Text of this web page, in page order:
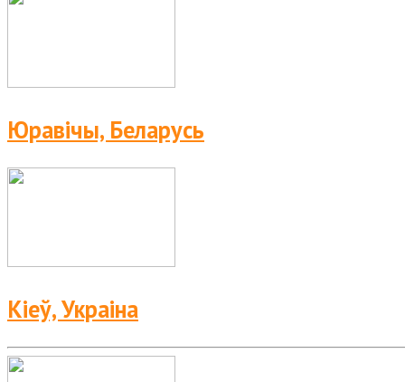
Юравічы, Беларусь
Кіеў, Украіна